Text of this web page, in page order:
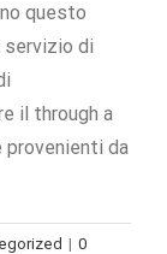
questo
servizio di
il through a
provenienti da
| 0